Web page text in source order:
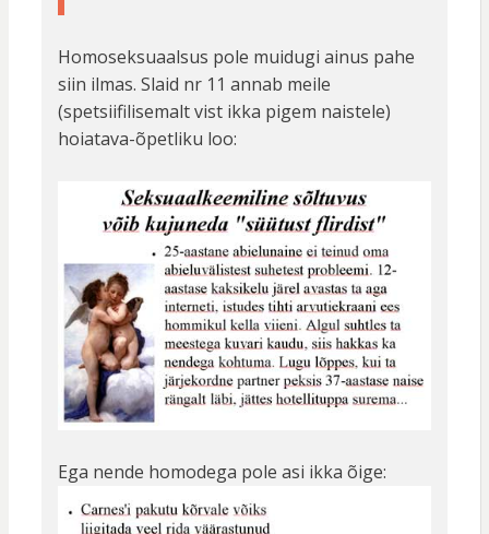
Homoseksuaalsus pole muidugi ainus pahe
siin ilmas. Slaid nr 11 annab meile
(spetsiifilisemalt vist ikka pigem naistele)
hoiatava-õpetliku loo:
Ega nende homodega pole asi ikka õige: